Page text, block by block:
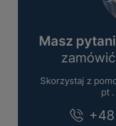
Masz
Skorzystaj z
pt